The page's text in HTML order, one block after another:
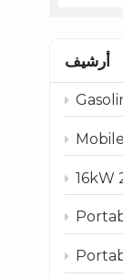
أرشيف
Gasoline Marine
Mobile Light
16kW 20kW
Portable
Portable